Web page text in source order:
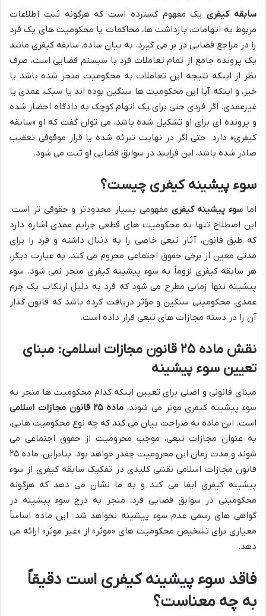
سابقه کیفرییک مفهوم گسترده است که هرگونه ثبت اطلاعات
مربوط به اتهامات، بازداشت ها، محاکمات یا محکومیت های یک فرد
را در مراجع قضایی در بر می گیرد. به بیان ساده، سابقه کیفری مانند
یک پرونده جامع از تمام تعاملات فرد با سیستم قضایی است، صرف
نظر از اینکه نتیجه این تعاملات به محکومیت منجر شده باشد یا
خیر، و اینکه آیا این محکومیت ها سنگین بوده اند یا سبک، عمدی یا
غیرعمدی. اگر فردی حتی برای یک اتهام کوچک به دادگاه احضار شده
و پرونده ای برای او تشکیل شده باشد، می توان گفت که او «سابقه
کیفری» دارد. حتی اگر در نهایت تبرئه شده یا قرار موقوفی تعقیب
صادر شده باشد، این فرایند در سوابق قضایی او ثبت می شود.
سوء پیشینه کیفری چیست؟
اما سوء پیشینه کیفری مفهومی بسیار محدودتر و حقوقی تر است.
این اصطلاح تنها به محکومیت های قطعی جرایم عمدی اشاره دارد
که طبق قانون، آثار تبعی خاصی را به دنبال داشته و فرد را برای
مدتی معین از برخی حقوق اجتماعی محروم می کند. به عبارت دیگر،
هر سابقه کیفری لزوماً به سوء پیشینه کیفری منجر نمی شود. سوء
پیشینه تنها زمانی مطرح می شود که فرد به دلیل ارتکاب یک جرم
عمدی، محکومیتی سنگین و مؤثر دریافت کرده باشد که قانون گذار
آن را در دسته مجازات های تبعی قرار داده است.
نقش ماده ۲۵ قانون مجازات اسلامی: مبنای
تعیین سوء پیشینه
مبنای قانونی و اصلی برای تعیین اینکه کدام محکومیت ها منجر به
سوء پیشینه کیفری موثر می شوند، ماده ۲۵ قانون مجازات اسلامی
است. این ماده به صراحت بیان می کند که چه نوع محکومیت هایی،
به عنوان مجازات تبعی، موجب محرومیت از حقوق اجتماعی می
شوند و مدت زمان این محرومیت چقدر خواهد بود. بنابراین، ماده ۲۵
قانون مجازات اسلامی نقشی کلیدی در تفکیک سابقه کیفری از سوء
پیشینه کیفری ایفا می کند و به ما نشان می دهد که هرگونه
محکومیتی در سوابق قضایی فرد، منجر به درج سوء پیشینه در
گواهی های رسمی عدم سوء پیشینه نخواهد شد. این ماده اساساً
معیاری برای تشخیص محکومیت های «موثر» از «غیر موثر» ارائه می
دهد.
فاقد سوء پیشینه کیفری است دقیقاً
به چه معناست؟